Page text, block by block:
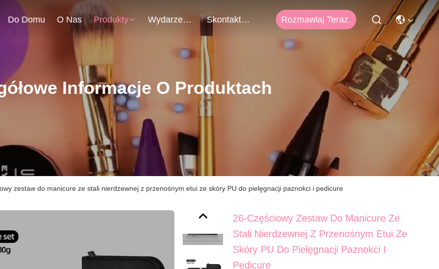
Do Domu O Nas Produkty Wydarzenia Skontaktuj Się Z Nami Rozmawiaj Teraz.
Informacje O Produktach
zestaw do manicure ze stali nierdzewnej z przenośnym etui ze skóry PU do pielęgnacji paznokci i pedicure
26-Częściowy Zestaw Do Manicure Ze
Stali Nierdzewnej Z Przenośnym Etui Ze
Skóry PU Do Pielęgnacji Paznokci I
Pedicure